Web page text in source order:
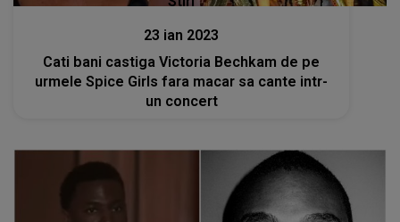
23 ian 2023
Cati bani castiga Victoria Bechkam de pe
urmele Spice Girls fara macar sa cante intr-
un concert